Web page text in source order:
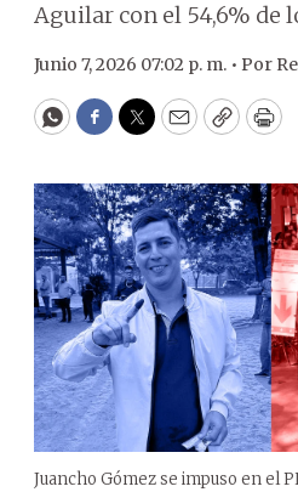
Aguilar con el 54,6% de
Junio 7, 2026 07:02 p. m. • Por
WhatsApp
Facebook
Twitter
EmailCopy
Juancho Gómez se impuso en el